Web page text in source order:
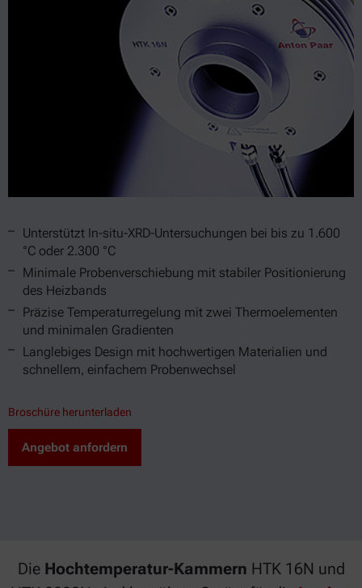
Unterstützt In-situ-XRD-Untersuchungen bei bis zu 1.600
°C oder 2.300 °C
Minimale Probenverschiebung mit stabiler Positionierung
des Heizbands
Präzise Temperaturregelung mit zwei Thermoelementen
und minimalen Gradienten
Langlebiges Design mit hochwertigen Materialien und
schnellem, einfachem Probenwechsel
Broschüre herunterladen
Angebot anfordern
Die Hochtemperatur-Kammern HTK 16N und